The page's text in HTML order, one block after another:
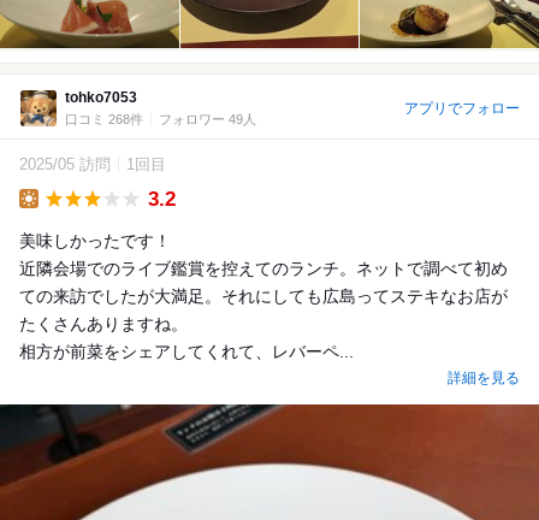
tohko7053
口コミ 268件 フォロワー 49人
アプリでフォロー
2025/05 訪問 1回目
3.2
美味しかったです！
近隣会場でのライブ鑑賞を控えてのランチ。ネットで調べて初め
ての来訪でしたが大満足。それにしても広島ってステキなお店が
たくさんありますね。
相方が前菜をシェアしてくれて、レバーペ...
詳細を見る